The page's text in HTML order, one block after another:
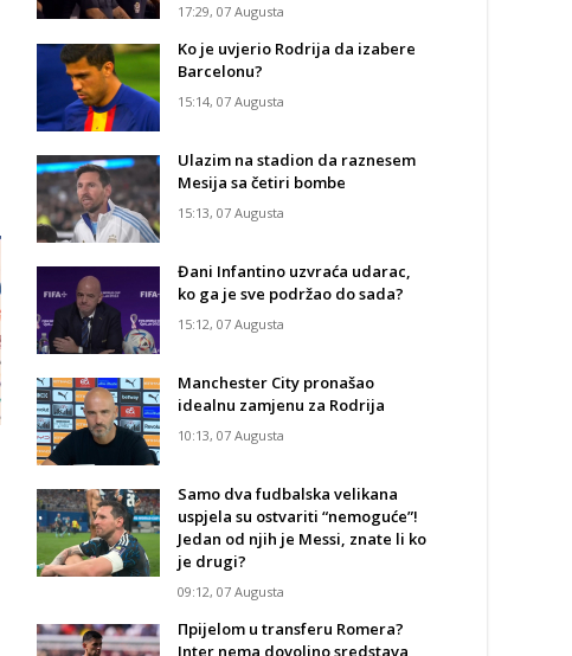
17:29, 07 Augusta
Ko je uvjerio Rodrija da izabere
Barcelonu?
15:14, 07 Augusta
Ulazim na stadion da raznesem
Mesija sa četiri bombe
15:13, 07 Augusta
Đani Infantino uzvraća udarac,
ko ga je sve podržao do sada?
15:12, 07 Augusta
Manchester City pronašao
idealnu zamjenu za Rodrija
10:13, 07 Augusta
Samo dva fudbalska velikana
uspjela su ostvariti “nemoguće”!
Jedan od njih je Messi, znate li ko
je drugi?
09:12, 07 Augusta
Прijelom u transferu Romera?
Inter nema dovoljno sredstava,